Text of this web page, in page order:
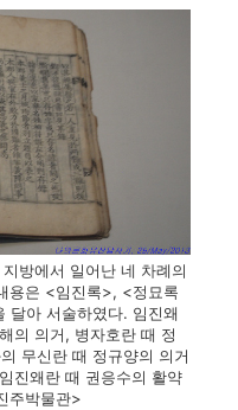
방에서 일어난 네 차례의
용은 <임진록>, <정묘록
아 서술하였다. 임진왜
의 의거, 병자호란 때 정
무신란 때 정규양의 의거
진왜란 때 권응수의 활약
주박물관>